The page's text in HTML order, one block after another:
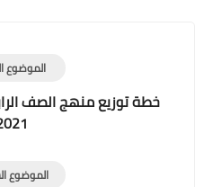
Print
الموضوع
خطة توزيع منهج الصف
الموضوع